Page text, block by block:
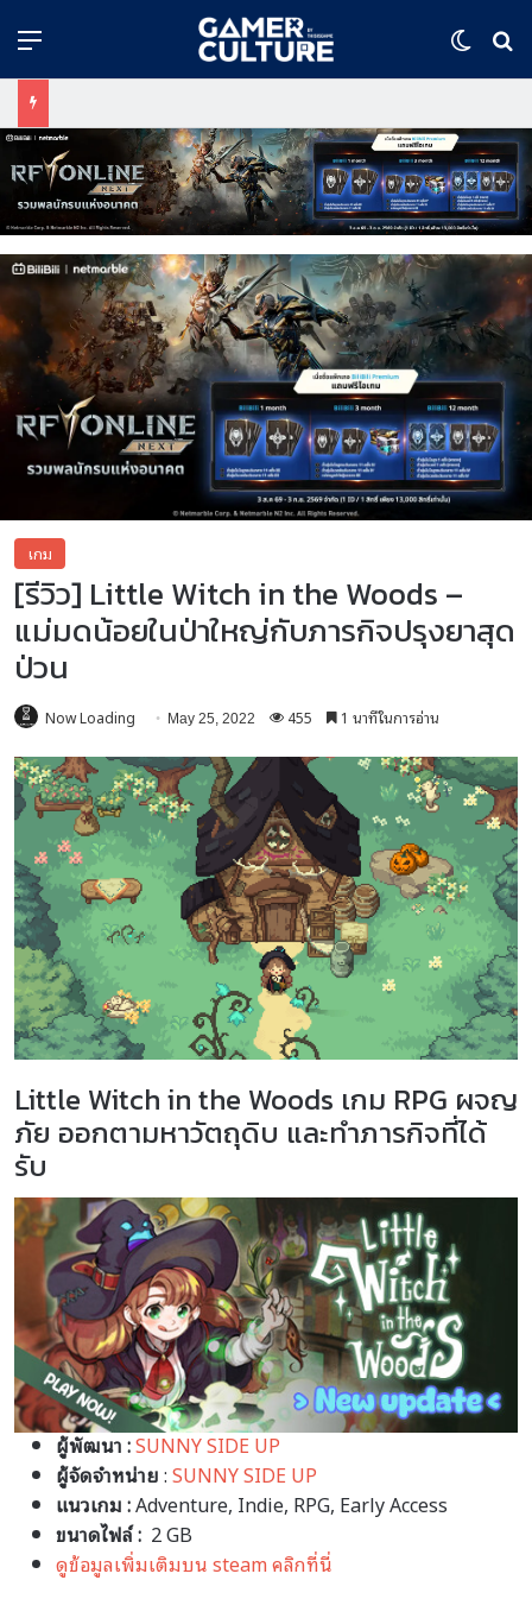
Menu
เกม
[รีวิว] Little Witch in the Woods –
แม่มดน้อยในป่าใหญ่กับภารกิจปรุงยาสุด
ป่วน
Now Loading May 25, 2022 455 1 นาทีในการอ่าน
Little Witch in the Woods เกม RPG ผจญ
ภัย ออกตามหาวัตถุดิบ และทำภารกิจที่ได้
รับ
ผู้พัฒนา :SUNNY SIDE UP
ผู้จัดจำหน่าย:SUNNY SIDE UP
แนวเกม :Adventure, Indie, RPG, Early Access
ขนาดไฟล์ : 2 GB
ดูข้อมูลเพิ่มเติมบน steam คลิกที่นี่